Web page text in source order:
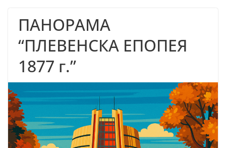
ПАНОРАМА
“ПЛЕВЕНСКА ЕПОПЕЯ
1877 г.”